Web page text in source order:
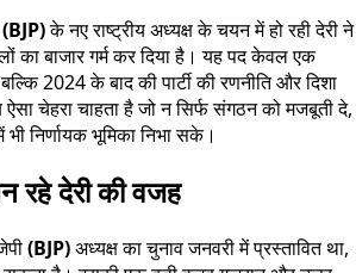
के नए राष्ट्रीय अध्यक्ष के चयन में हो रही देरी ने
का बाजार गर्म कर दिया है। यह पद केवल एक
2024 के बाद की पार्टी की रणनीति और दिशा
ऐसा चेहरा चाहता है जो न सिर्फ संगठन को मजबूती दे,
भी निर्णायक भूमिका निभा सके।
रहे देरी की वजह
(BJP)अध्यक्ष का चुनाव जनवरी में प्रस्तावित था,